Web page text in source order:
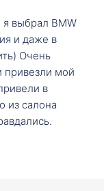
я выбрал BMW
и даже в
Очень
привезли мой
в
из салона